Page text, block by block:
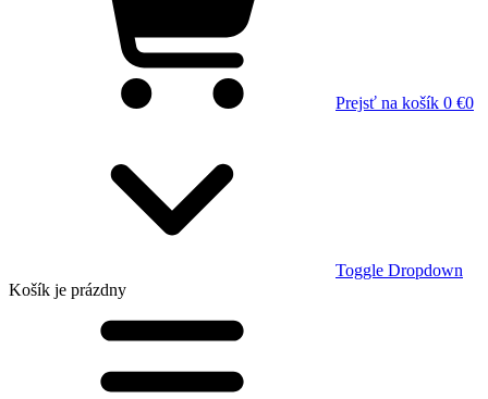
Prejsť na košík 0 €0
Toggle Dropdown
Košík je prázdny